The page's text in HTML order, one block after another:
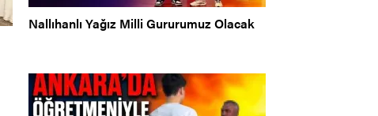
Nallıhanlı Yağız Milli Gururumuz Olacak